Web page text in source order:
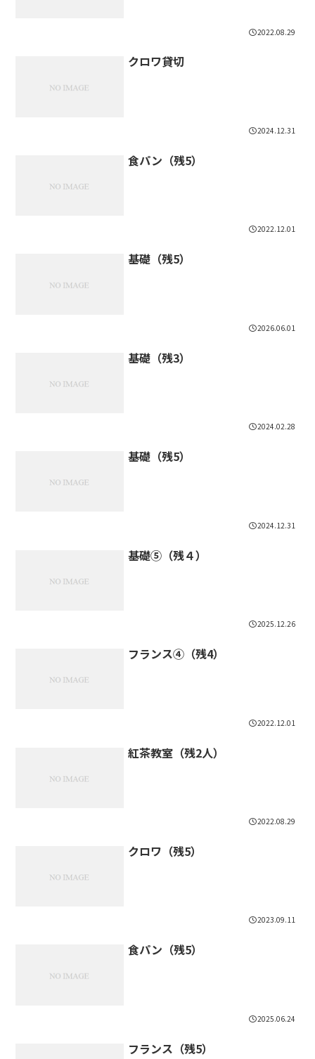
2022.08.29
クロワ貸切
2024.12.31
食パン（残5）
2022.12.01
基礎（残5）
2026.06.01
基礎（残3）
2024.02.28
基礎（残5）
2024.12.31
基礎⑤（残４）
2025.12.26
フランス④（残4）
2022.12.01
紅茶教室（残2人）
2022.08.29
クロワ（残5）
2023.09.11
食パン（残5）
2025.06.24
フランス（残5）